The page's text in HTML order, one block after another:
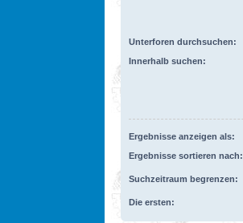
Unterforen durchsuchen:
Innerhalb suchen:
Ergebnisse anzeigen als:
Ergebnisse sortieren nach:
Suchzeitraum begrenzen:
Die ersten: